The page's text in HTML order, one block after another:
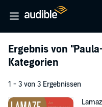
Ergebnis von
Kategorien
1 - 3 von 3 Ergebnissen